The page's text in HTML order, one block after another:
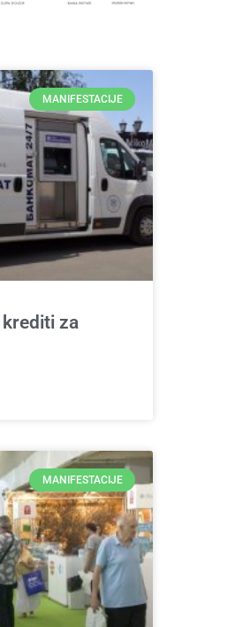
MANIFESTACIJE
za
MANIFESTACIJE